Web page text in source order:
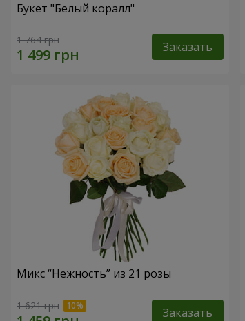
Букет "Белый коралл"
1 764 грн Заказать
Микс “Нежность” из 21 розы
1 621 грн Заказать